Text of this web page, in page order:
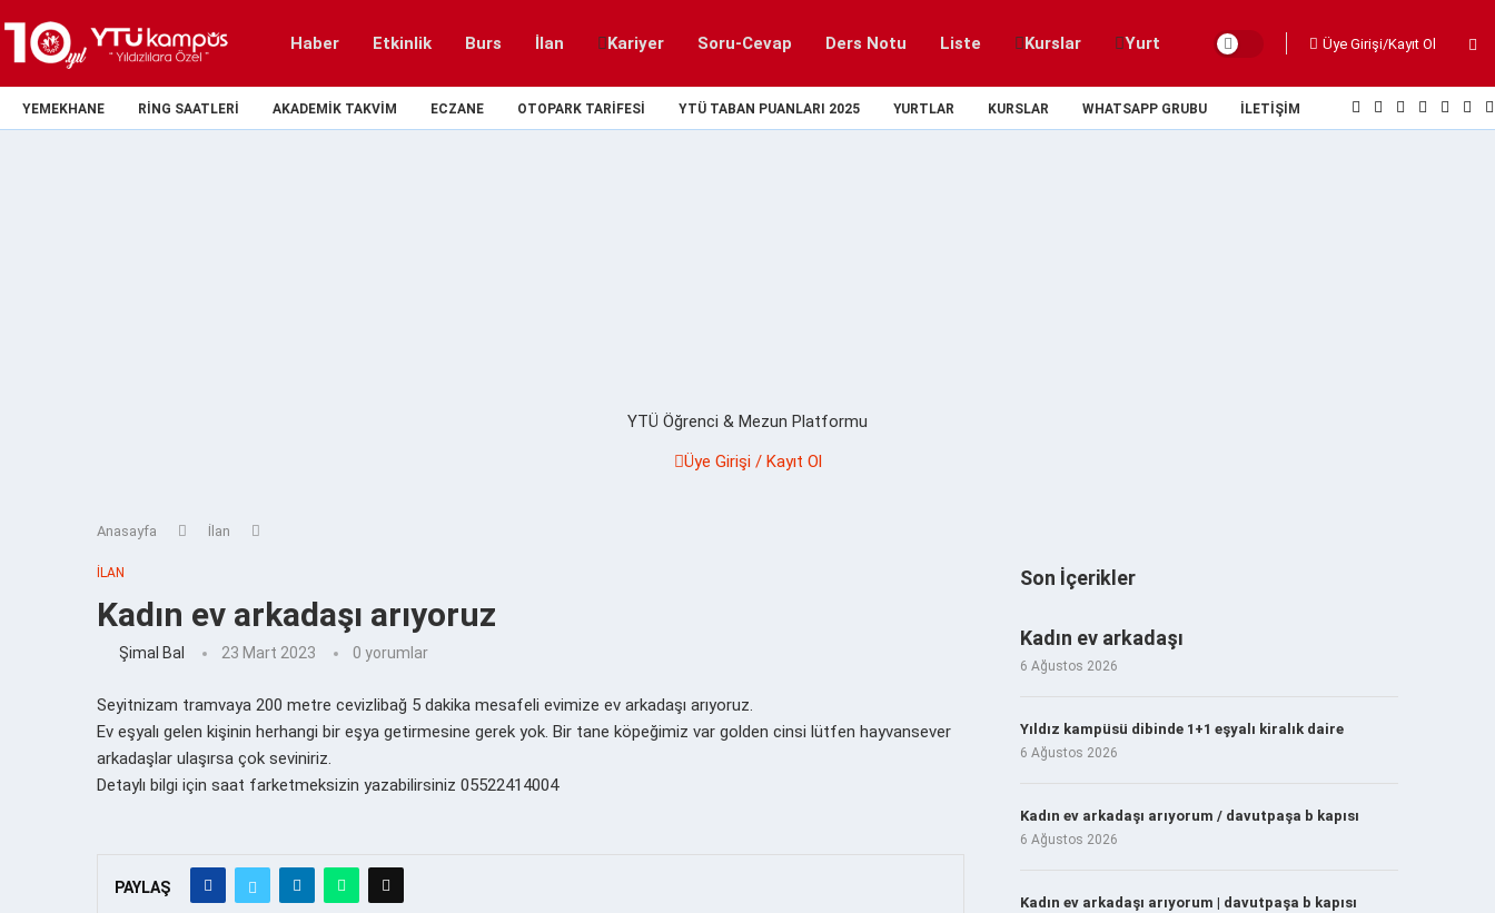
Haber Etkinlik Burs İlan Kariyer Soru-Cevap Ders Notu Liste Kurslar Yurt Üye Girişi/Kayıt Ol
YEMEKHANE RING SAATLERI AKADEMIK TAKVIM ECZANE OTOPARK TARIFESI YTÜ TABAN PUANLARI 2025 YURTLAR KURSLAR WHATSAPP GRUBU İLETIŞIM
YTÜ Öğrenci & Mezun Platformu
Üye Girişi / Kayıt Ol
Anasayfa İlan
İLAN
Kadın ev arkadaşı arıyoruz
Şimal Bal 23 Mart 2023 0 yorumlar
Seyitnizam tramvaya 200 metre cevizlibağ 5 dakika mesafeli evimize ev arkadaşı arıyoruz.
Ev eşyalı gelen kişinin herhangi bir eşya getirmesine gerek yok. Bir tane köpeğimiz var golden cinsi lütfen hayvansever
arkadaşlar ulaşırsa çok seviniriz.
Detaylı bilgi için saat farketmeksizin yazabilirsiniz 05522414004
PAYLAŞ
Son İçerikler
Kadın ev arkadaşı
6 Ağustos 2026
Yıldız kampüsü dibinde 1+1 eşyalı kiralık daire
6 Ağustos 2026
Kadın ev arkadaşı arıyorum / davutpaşa b kapısı
6 Ağustos 2026
Kadın ev arkadaşı arıyorum | davutpaşa b kapısı